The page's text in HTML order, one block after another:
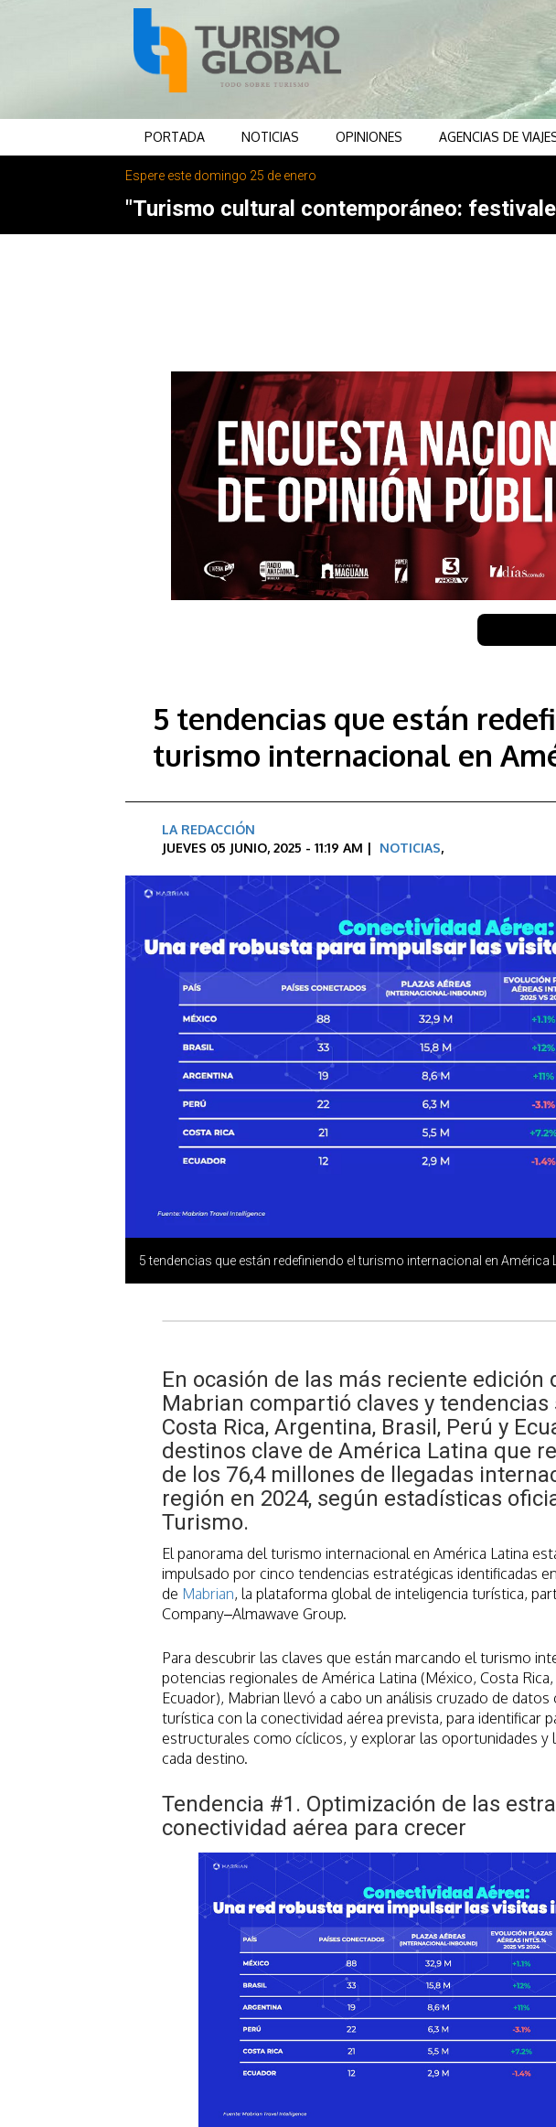
PORTADA NOTICIAS OPINIONES AGENCIAS DE
Espere este domingo 25 de enero
"Turismo cultural contemporáneo:
5 tendencias que están
turismo internacional en
LA REDACCIÓN
JUEVES 05 JUNIO, 2025 - 11:19 AM | NOTICIAS,
5 tendencias que están redefiniendo el turismo internacional en América
En ocasión de las más reciente edición
Mabrian compartió claves y tendencias
Costa Rica, Argentina, Brasil, Perú y
destinos clave de América Latina que
de los 76,4 millones de llegadas
región en 2024, según estadísticas
Turismo.
El panorama del turismo internacional en América Latina
impulsado por cinco tendencias estratégicas identificadas
de Mabrian, la plataforma global de inteligencia turística,
Company–Almawave Group.
Para descubrir las claves que están marcando el turismo
potencias regionales de América Latina (México, Costa
Ecuador), Mabrian llevó a cabo un análisis cruzado de
turística con la conectividad aérea prevista, para identificar
estructurales como cíclicos, y explorar las oportunidades y
cada destino.
Tendencia #1. Optimización de las
conectividad aérea para crecer